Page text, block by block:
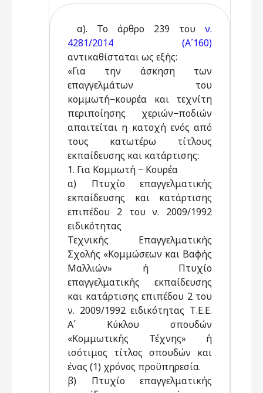
α). Το άρθρο 239 του ν.
4281/2014 (Α΄160)
αντικαθίσταται ως εξής:
«Για την άσκηση των
επαγγελμάτων του
κομμωτή−κουρέα και τεχνίτη
περιποίησης χεριών−ποδιών
απαιτείται η κατοχή ενός από
τους κατωτέρω τίτλους
εκπαίδευσης και κατάρτισης:
1. Για Κομμωτή − Κουρέα
α) Πτυχίο επαγγελματικής
εκπαίδευσης και κατάρτισης
επιπέδου 2 του ν. 2009/1992
ειδικότητας
Τεχνικής Επαγγελματικής
Σχολής «Κομμώσεων και Βαφής
Μαλλιών» ή Πτυχίο
επαγγελματικής εκπαίδευσης
και κατάρτισης επιπέδου 2 του
ν. 2009/1992 ειδικότητας Τ.Ε.Ε.
Α΄ Κύκλου σπουδών
«Κομμωτικής Τέχνης» ή
ισότιμος τίτλος σπουδών και
ένας (1) χρόνος προϋπηρεσία.
β) Πτυχίο επαγγελματικής